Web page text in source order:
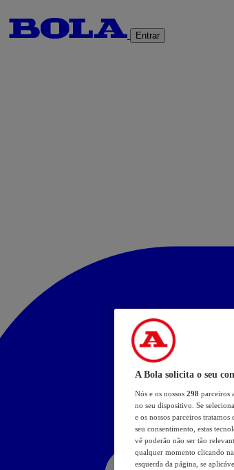
Entrar
A Bola solicita o seu
Nós e os nossos 298 parceiros
no seu dispositivo. Se
e os nossos parceiros
seu consentimento, estas
vê poderão não ser tão
qualquer momento clicando
esquerda da página, se